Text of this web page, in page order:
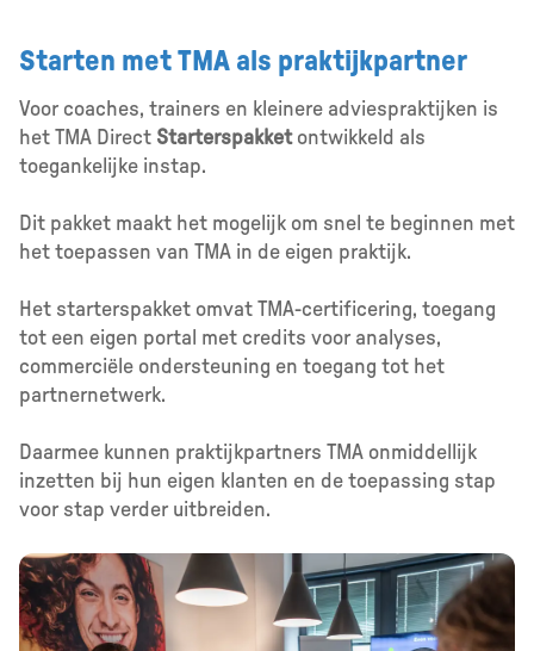
Starten met TMA als praktijkpartner
Voor coaches, trainers en kleinere adviespraktijken is
het TMA Direct Starterspakketontwikkeld als
toegankelijke instap.
Dit pakket maakt het mogelijk om snel te beginnen met
het toepassen van TMA in de eigen praktijk.
Het starterspakket omvat TMA-certificering, toegang
tot een eigen portal met credits voor analyses,
commerciële ondersteuning en toegang tot het
partnernetwerk.
Daarmee kunnen praktijkpartners TMA onmiddellijk
inzetten bij hun eigen klanten en de toepassing stap
voor stap verder uitbreiden.